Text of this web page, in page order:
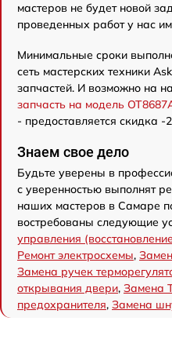
мастеров не будет новой
проведенных работ у нас
Минимальные сроки
сеть мастерских техники
запчастей. И возможно на
запчасть на модель
- предоставляется скидка -
Знаем свое дело
Будьте уверены в
с уверенностью выполнят
наших мастеров в Самаре
востребованы следующие
управления
Ремонт электросхемы,
Замена ручек
открывания двери, Замена
предохранителя, Замена